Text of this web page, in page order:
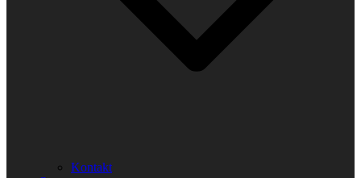
Kontakt